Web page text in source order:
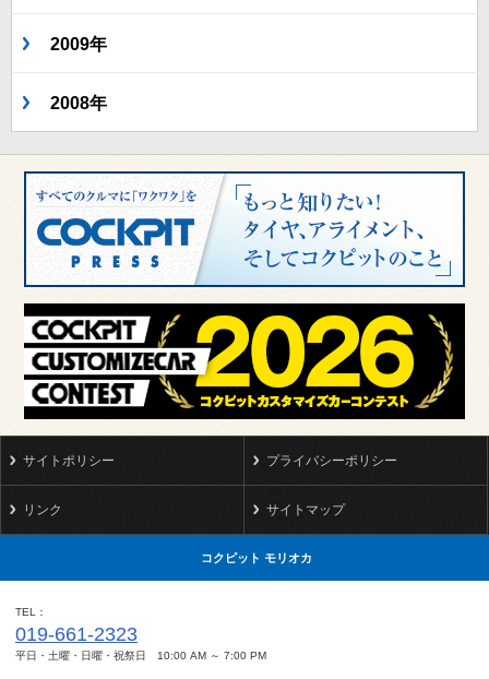
2009年
2008年
サイトポリシー プライバシーポリシー
リンク サイトマップ
コクピット モリオカ
TEL
019-661-2323
平日・土曜・日曜・祝祭日 10:00 AM ～ 7:00 PM